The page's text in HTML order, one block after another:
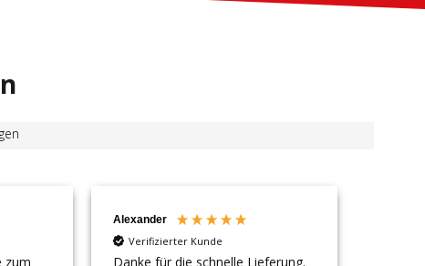
zum
Alexander
Verifizierter Kunde
Danke für die schnelle Lieferung.